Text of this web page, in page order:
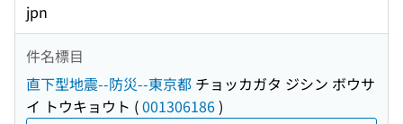
jpn
件名標目
直下型地震--防災--東京都 チョッカガタ ジシン ボウサ
イ トウキョウト (001306186)